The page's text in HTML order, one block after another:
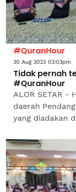
#QuranHour
30 Aug 2023 03:03pm
Tidak pernah
#QuranHour
ALOR SETAR -
daerah
yang diadakan
Kedah, Rosiah